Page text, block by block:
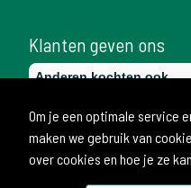
Klanten geven ons
Om je een optimale service
maken we gebruik van
over cookies en hoe je ze